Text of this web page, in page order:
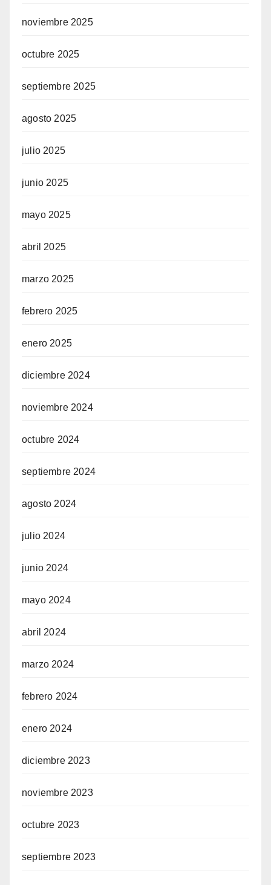
noviembre 2025
octubre 2025
septiembre 2025
agosto 2025
julio 2025
junio 2025
mayo 2025
abril 2025
marzo 2025
febrero 2025
enero 2025
diciembre 2024
noviembre 2024
octubre 2024
septiembre 2024
agosto 2024
julio 2024
junio 2024
mayo 2024
abril 2024
marzo 2024
febrero 2024
enero 2024
diciembre 2023
noviembre 2023
octubre 2023
septiembre 2023